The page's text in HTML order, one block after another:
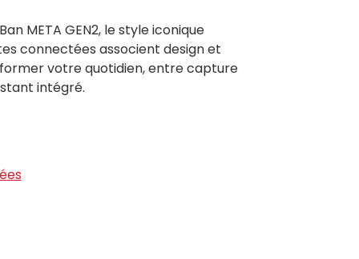
META GEN2, le style iconique
connectées associent design et
votre quotidien, entre capture
intégré.